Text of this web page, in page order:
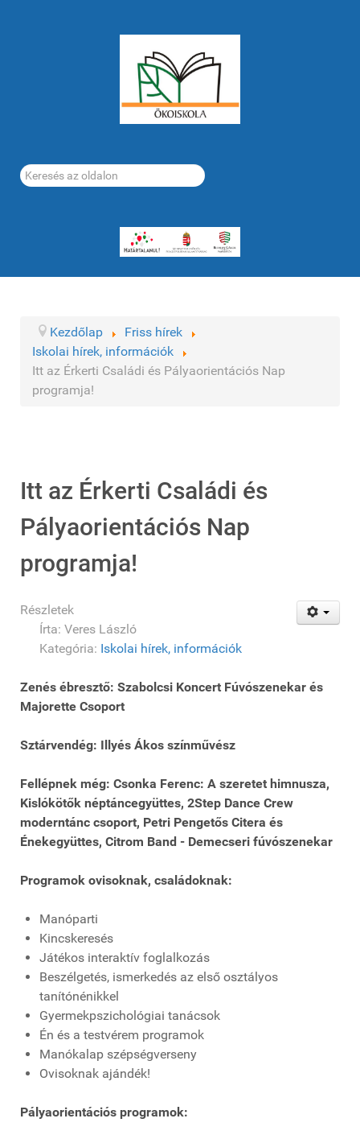
Keresés...
Kezdőlap
Friss hírek
Iskolai hírek, információk
Itt az Érkerti Családi és Pályaorientációs Nap
programja!
Itt az Érkerti Családi és
Pályaorientációs Nap
programja!
Részletek
Írta: Veres László
Kategória: Iskolai hírek, információk
Zenés ébresztő: Szabolcsi Koncert Fúvószenekar és
Majorette Csoport
Sztárvendég: Illyés Ákos színművész
Fellépnek még: Csonka Ferenc: A szeretet himnusza,
Kislókötők néptáncegyüttes, 2Step Dance Crew
moderntánc csoport, Petri Pengetős Citera és
Énekegyüttes, Citrom Band - Demecseri fúvószenekar
Programok ovisoknak, családoknak:
Manóparti
Kincskeresés
Játékos interaktív foglalkozás
Beszélgetés, ismerkedés az első osztályos
tanítónénikkel
Gyermekpszichológiai tanácsok
Én és a testvérem programok
Manókalap szépségverseny
Ovisoknak ajándék!
Pályaorientációs programok: